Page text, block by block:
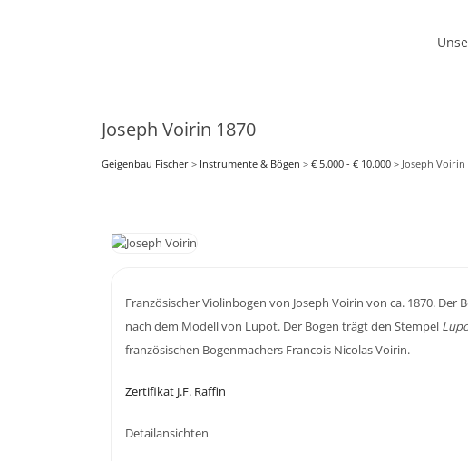
Joseph Voirin 1870
Geigenbau Fischer > Instrumente & Bögen > € 5.000 - € 10.000 > Joseph Voirin
Französischer Violinbogen von Joseph Voirin von ca. 1870. Der
nach dem Modell von Lupot. Der Bogen trägt den Stempel
französischen Bogenmachers Francois Nicolas Voirin.
Zertifikat J.F. Raffin
Detailansichten